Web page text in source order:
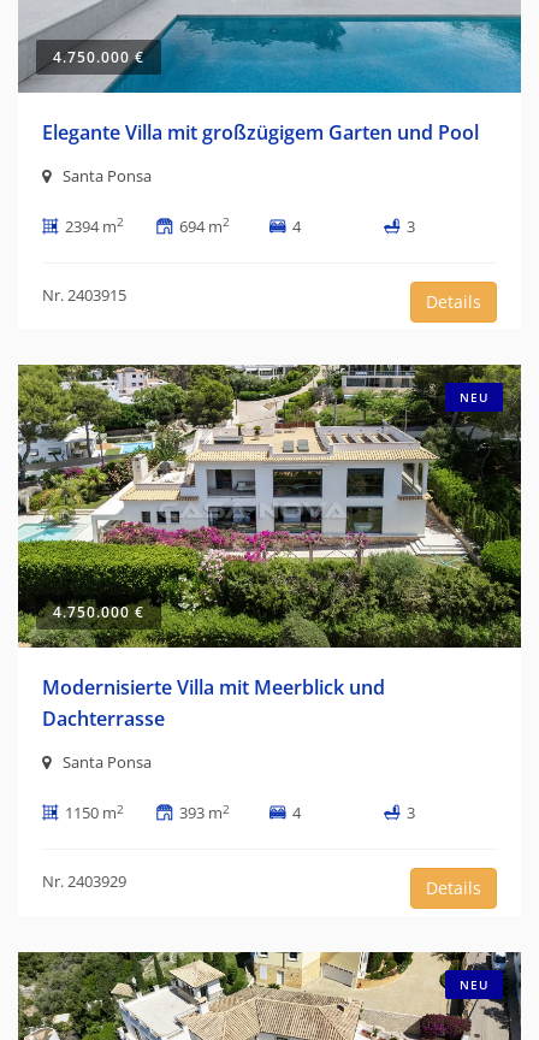
4.750.000 €
Elegante Villa mit großzügigem Garten und Pool
Santa Ponsa
2394 m2 694 m2 4 3
Nr. 2403915 Details
NEU
4.750.000 €
Modernisierte Villa mit Meerblick und
Dachterrasse
Santa Ponsa
1150 m2 393 m2 4 3
Nr. 2403929 Details
NEU